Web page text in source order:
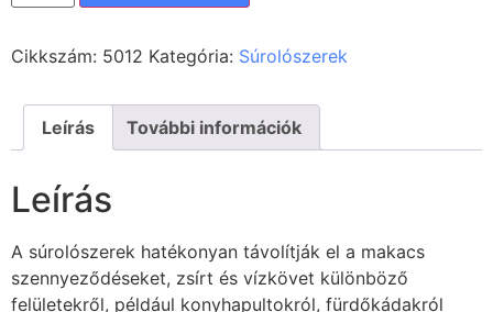
Cikkszám: 5012 Kategória: Súrolószerek
Leírás További információk
Leírás
A súrolószerek hatékonyan távolítják el a makacs
szennyeződéseket, zsírt és vízkövet különböző
felületekről, például konyhapultokról, fürdőkádakról